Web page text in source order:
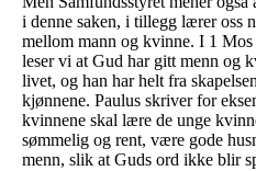
i denne saken, i tillegg lærer oss
mellom mann og kvinne. I 1
leser vi at Gud har gitt menn og
livet, og han har helt fra
kjønnene. Paulus skriver for
kvinnene skal lære de unge
sømmelig og rent, være gode
menn, slik at Guds ord ikke blir